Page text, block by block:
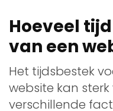
Hoeveel
van een
Het tijdsbestek
website kan
verschillende